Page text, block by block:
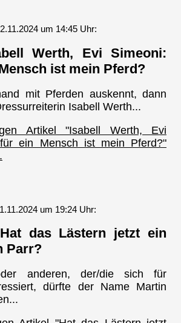
um 14:45 Uhr:
Werth, Evi Simeoni:
ist mein Pferd?
mit Pferden auskennt, dann
Isabell Werth...
Artikel "Isabell Werth, Evi
ein Mensch ist mein Pferd?"
um 19:24 Uhr:
Hat das Lästern jetzt ein
Parr?
anderen, der/die sich für
dürfte der Name Martin